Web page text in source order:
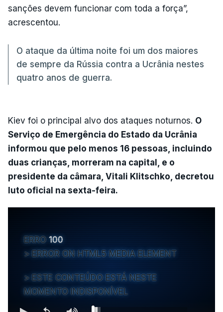
sanções devem funcionar com toda a força”,
acrescentou.
O ataque da última noite foi um dos maiores
de sempre da Rússia contra a Ucrânia nestes
quatro anos de guerra.
Kiev foi o principal alvo dos ataques noturnos. O
Serviço de Emergência do Estado da Ucrânia
informou que pelo menos 16 pessoas, incluindo
duas crianças, morreram na capital, e o
presidente da câmara, Vitali Klitschko, decretou
luto oficial na sexta-feira.
ERRO 100
ERROR ON HTML5 MEDIA ELEMENT
ESTE CONTEÚDO ESTÁ NESTE
MOMENTO INDISPONÍVEL